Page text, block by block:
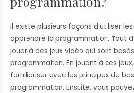
Il existe plusieurs façons d’utiliser
apprendre la programmation. Tout
jouer à des jeux vidéo qui sont
programmation. En jouant à ces
familiariser avec les principes de
programmation. Ensuite, vous